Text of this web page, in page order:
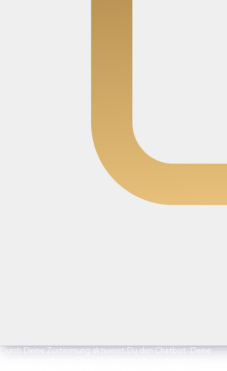
Durch Deine Zustimmung aktivierst Du den Chatbot. Deine